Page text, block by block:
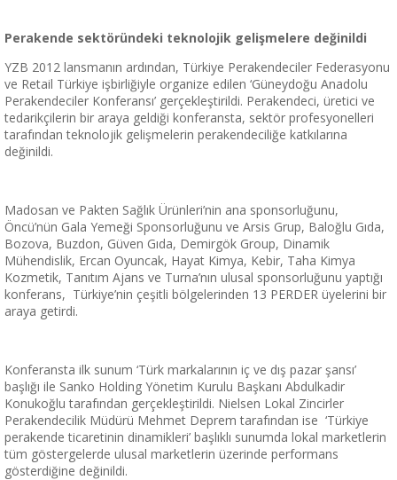
Perakende sektöründeki teknolojik gelişmelere değinildi
YZB 2012 lansmanın ardından, Türkiye Perakendeciler Federasyonu
ve Retail Türkiye işbirliğiyle organize edilen ‘Güneydoğu Anadolu
Perakendeciler Konferansı’ gerçekleştirildi. Perakendeci, üretici ve
tedarikçilerin bir araya geldiği konferansta, sektör profesyonelleri
tarafından teknolojik gelişmelerin perakendeciliğe katkılarına
değinildi.
Madosan ve Pakten Sağlık Ürünleri’nin ana sponsorluğunu,
Öncü’nün Gala Yemeği Sponsorluğunu ve Arsis Grup, Baloğlu Gıda,
Bozova, Buzdon, Güven Gıda, Demirgök Group, Dinamik
Mühendislik, Ercan Oyuncak, Hayat Kimya, Kebir, Taha Kimya
Kozmetik, Tanıtım Ajans ve Turna’nın ulusal sponsorluğunu yaptığı
konferans, Türkiye’nin çeşitli bölgelerinden 13 PERDER üyelerini bir
araya getirdi.
Konferansta ilk sunum ‘Türk markalarının iç ve dış pazar şansı’
başlığı ile Sanko Holding Yönetim Kurulu Başkanı Abdulkadir
Konukoğlu tarafından gerçekleştirildi. Nielsen Lokal Zincirler
Perakendecilik Müdürü Mehmet Deprem tarafından ise ‘Türkiye
perakende ticaretinin dinamikleri’ başlıklı sunumda lokal marketlerin
tüm göstergelerde ulusal marketlerin üzerinde performans
gösterdiğine değinildi.